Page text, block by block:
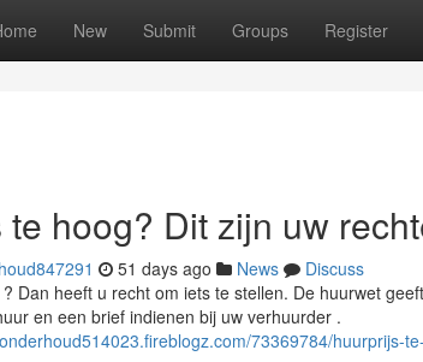
New Submit Groups Register
hoog? Dit zijn uw
51 days ago News
Discuss
Dan heeft u recht om iets te stellen. De huurwet
en een brief indienen bij uw verhuurder .
73369784/huurprijs-